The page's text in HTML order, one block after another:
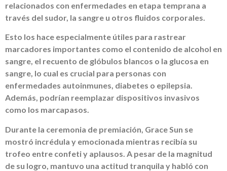
relacionados con enfermedades en etapa temprana a
través del sudor, la sangre u otros fluidos corporales.
Esto los hace especialmente útiles para rastrear
marcadores importantes como el contenido de alcohol en
sangre, el recuento de glóbulos blancos o la glucosa en
sangre, lo cual es crucial para personas con
enfermedades autoinmunes, diabetes o epilepsia.
Además, podrían reemplazar dispositivos invasivos
como los marcapasos.
Durante la ceremonia de premiación, Grace Sun se
mostró incrédula y emocionada mientras recibía su
trofeo entre confeti y aplausos. A pesar de la magnitud
de su logro, mantuvo una actitud tranquila y habló con